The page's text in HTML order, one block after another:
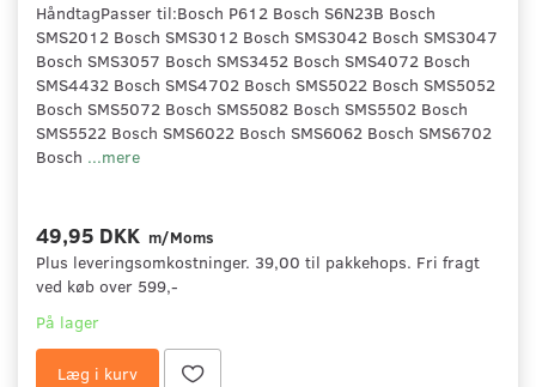
HåndtagPasser til:Bosch P612 Bosch S6N23B Bosch
SMS2012 Bosch SMS3012 Bosch SMS3042 Bosch SMS3047
Bosch SMS3057 Bosch SMS3452 Bosch SMS4072 Bosch
SMS4432 Bosch SMS4702 Bosch SMS5022 Bosch SMS5052
Bosch SMS5072 Bosch SMS5082 Bosch SMS5502 Bosch
SMS5522 Bosch SMS6022 Bosch SMS6062 Bosch SMS6702
Bosch ...mere
49,95 DKK m/Moms
Plus leveringsomkostninger. 39,00 til pakkehops. Fri fragt
ved køb over 599,-
På lager
Læg i kurv